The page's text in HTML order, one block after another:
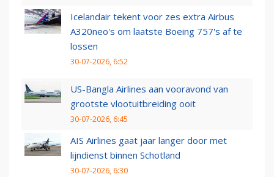
Icelandair tekent voor zes extra Airbus
A320neo's om laatste Boeing 757's af te
lossen
30-07-2026, 6:52
US-Bangla Airlines aan vooravond van
grootste vlootuitbreiding ooit
30-07-2026, 6:45
AIS Airlines gaat jaar langer door met
lijndienst binnen Schotland
30-07-2026, 6:30